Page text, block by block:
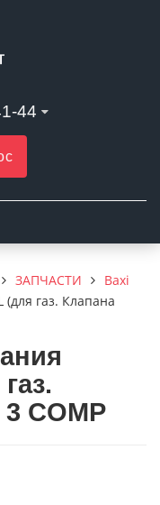
44
ЗАПЧАСТИ
Baxi
(для газ. Клапана
COMP